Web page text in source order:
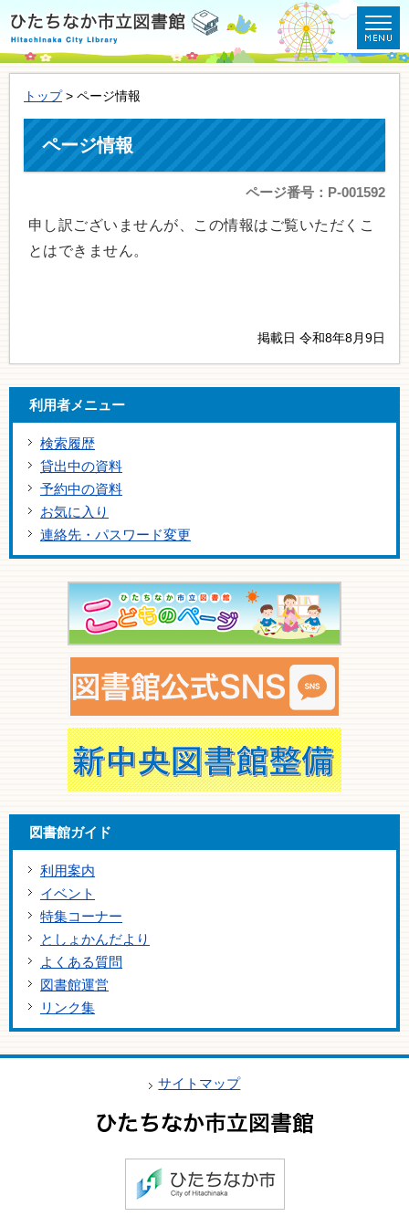
トップ> ページ情報
ページ情報
ページ番号：P-001592
申し訳ございませんが、この情報はご覧いただくこ
とはできません。
掲載日 令和8年8月9日
利用者メニュー
検索履歴
貸出中の資料
予約中の資料
お気に入り
連絡先・パスワード変更
図書館ガイド
利用案内
イベント
特集コーナー
としょかんだより
よくある質問
図書館運営
リンク集
サイトマップ